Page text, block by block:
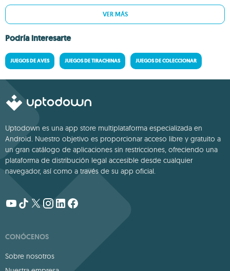
VER MÁS
Podría interesarte
JUEGOS DE AVES JUEGOS DE TIRACHINAS JUEGOS DE COLECCIONAR
Uptodown es una app store multiplataforma especializada en
Android. Nuestro objetivo es proporcionar acceso libre y gratuito a
un gran catálogo de aplicaciones sin restricciones, ofreciendo una
plataforma de distribución legal accesible desde cualquier
navegador, así como a través de su app oficial.
CONÓCENOS
Sobre nosotros